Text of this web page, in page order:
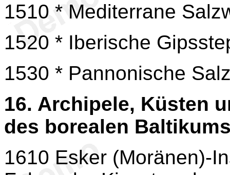
1510 * Mediterrane
1520 * Iberische
1530 * Pannonische
16. Archipele, Küsten
des borealen
1610 Esker (Moränen)-